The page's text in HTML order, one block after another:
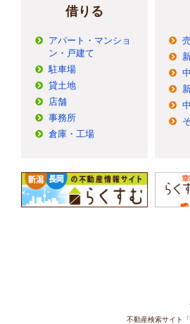
借りる
アパート・マンショ
ン・戸建て
駐車場
貸土地
店舗
事務所
倉庫・工場
不動産検索サイト